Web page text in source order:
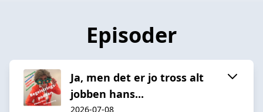
Episoder
Ja, men det er jo tross alt
jobben hans...
2026-07-08